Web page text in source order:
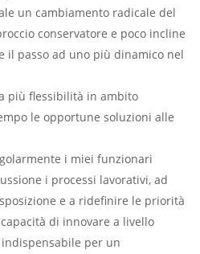
un cambiamento radicale del
conservatore e poco incline
il passo ad uno più dinamico nel
più flessibilità in ambito
le opportune soluzioni alle
i miei funzionari
i processi lavorativi, ad
e a ridefinire le priorità
di innovare a livello
per un